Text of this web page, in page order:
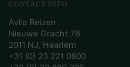
CONTACT INFO
Avila Reizen
Nieuwe Gracht 78
2011 NJ, Haarlem
+31 (0) 23 221 0800